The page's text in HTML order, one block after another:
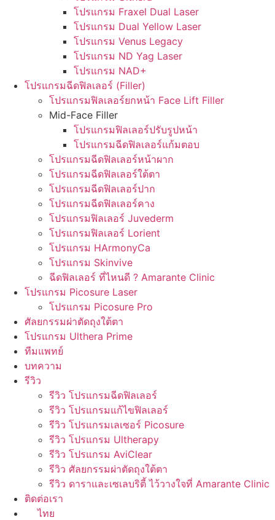
โปรแกรม Fraxel Dual Laser
โปรแกรม Dual Yellow Laser
โปรแกรม Venus Legacy
โปรแกรม ND Yag Laser
โปรแกรม NAD+
โปรแกรมฉีดฟิลเลอร์ (Filler)
โปรแกรมฟิลเลอร์ยกหน้า Face Lift Filler
Mid-Face Filler
โปรแกรมฟิลเลอร์ปรับรูปหน้า
โปรแกรมฉีดฟิลเลอร์แก้มตอบ
โปรแกรมฉีดฟิลเลอร์หน้าผาก
โปรแกรมฉีดฟิลเลอร์ใต้ตา
โปรแกรมฉีดฟิลเลอร์ปาก
โปรแกรมฉีดฟิลเลอร์คาง
โปรแกรมฟิลเลอร์ Juvederm
โปรแกรมฟิลเลอร์ Lorient
โปรแกรม HArmonyCa
โปรแกรม Skinvive
ฉีดฟิลเลอร์ ที่ไหนดี ? Amarante Clinic
โปรแกรม Picosure Laser
โปรแกรม Picosure Pro
ศัลยกรรมผ่าตัดถุงใต้ตา
โปรแกรม Ulthera Prime
ทีมแพทย์
บทความ
รีวิว
รีวิว โปรแกรมฉีดฟิลเลอร์
รีวิว โปรแกรมแก้ไขฟิลเลอร์
รีวิว โปรแกรมเลเซอร์ Picosure
รีวิว โปรแกรม Ultherapy
รีวิว โปรแกรม AviClear
รีวิว ศัลยกรรมผ่าตัดถุงใต้ตา
รีวิว ดาราและเซเลบริตี้ ไว้วางใจที่ Amarante Clinic
ติดต่อเรา
ไทย